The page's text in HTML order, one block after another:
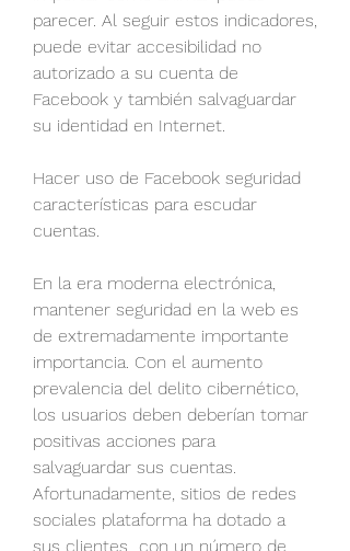
parecer. Al seguir estos indicadores,
puede evitar accesibilidad no
autorizado a su cuenta de
Facebook y también salvaguardar
su identidad en Internet.
Hacer uso de Facebook seguridad
características para escudar
cuentas.
En la era moderna electrónica,
mantener seguridad en la web es
de extremadamente importante
importancia. Con el aumento
prevalencia del delito cibernético,
los usuarios deben deberían tomar
positivas acciones para
salvaguardar sus cuentas.
Afortunadamente, sitios de redes
sociales plataforma ha dotado a
sus clientes  con un número de